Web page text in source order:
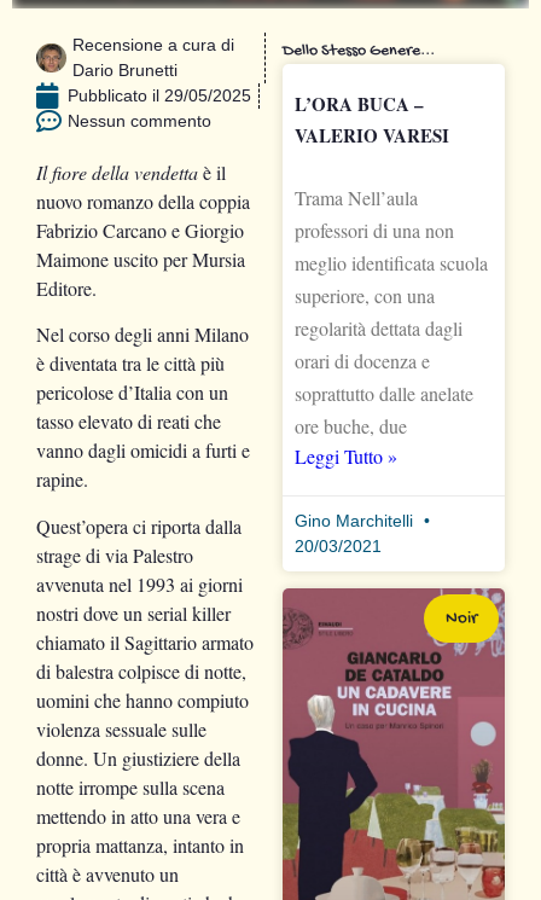
Recensione a cura di
Dario Brunetti
Pubblicato il 29/05/2025
Nessun commento
Il fiore della vendettaè il
nuovo romanzo della coppia
Fabrizio Carcano e Giorgio
Maimone uscito per Mursia
Editore.
Nel corso degli anni Milano
è diventata tra le città più
pericolose d’Italia con un
tasso elevato di reati che
vanno dagli omicidi a furti e
rapine.
Quest’opera ci riporta dalla
strage di via Palestro
avvenuta nel 1993 ai giorni
nostri dove un serial killer
chiamato il Sagittario armato
di balestra colpisce di notte,
uomini che hanno compiuto
violenza sessuale sulle
donne. Un giustiziere della
notte irrompe sulla scena
mettendo in atto una vera e
propria mattanza, intanto in
città è avvenuto un
Dello Stesso Genere...
L’ORA BUCA –
VALERIO VARESI
Trama Nell’aula
professori di una non
meglio identificata scuola
superiore, con una
regolarità dettata dagli
orari di docenza e
soprattutto dalle anelate
ore buche, due
Leggi Tutto »
Gino Marchitelli
20/03/2021
Noir